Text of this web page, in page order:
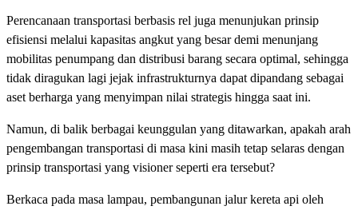
Perencanaan transportasi berbasis rel juga menunjukan prinsip
efisiensi melalui kapasitas angkut yang besar demi menunjang
mobilitas penumpang dan distribusi barang secara optimal, sehingga
tidak diragukan lagi jejak infrastrukturnya dapat dipandang sebagai
aset berharga yang menyimpan nilai strategis hingga saat ini.
Namun, di balik berbagai keunggulan yang ditawarkan, apakah arah
pengembangan transportasi di masa kini masih tetap selaras dengan
prinsip transportasi yang visioner seperti era tersebut?
Berkaca pada masa lampau, pembangunan jalur kereta api oleh